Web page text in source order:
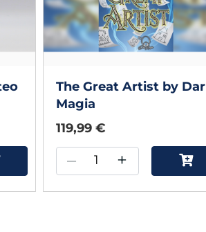
The Great Artist by Dar
Magia
119,99 €
– +